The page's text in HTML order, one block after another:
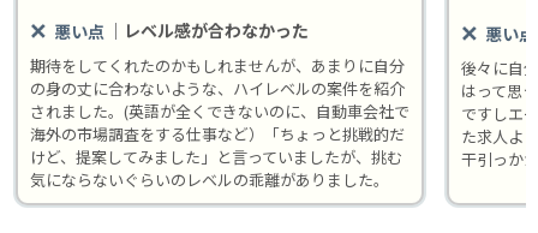
悪い点 ｜レベル感が合わなかった
期待をしてくれたのかもしれませんが、あまりに自分
の身の丈に合わないような、ハイレベルの案件を紹介
されました。(英語が全くできないのに、自動車会社で
海外の市場調査をする仕事など）「ちょっと挑戦的だ
けど、提案してみました」と言っていましたが、挑む
気にならないぐらいのレベルの乖離がありました。
悪い点
後々に自
はって思
ですしエ
た求人よ
干引っか